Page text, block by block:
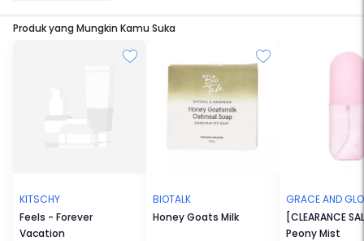
daerah pegunungan tinggi Eropa dengan kemampuan anti-stress
kemerahan, perih, sensitif, memperbaiki kerusakan pada kulit, serta
mencegahnya muncul kembali.
- Anti Stress
Produk yang Mungkin Kamu Suka
KITSCHY
Feels - Forever
Vacation
BIOTALK
Honey Goats Milk
GRACE AND
[CLEARANCE
Peony Mist